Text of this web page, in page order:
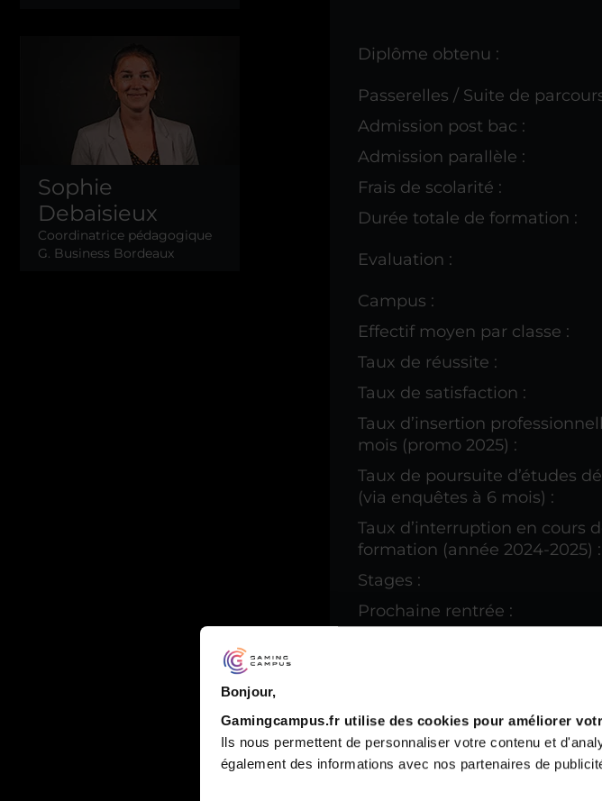
Bonjour,
Gamingcampus.fr utilise des cookies pour améliorer
Ils nous permettent de personnaliser votre contenu et
également des informations avec nos partenaires de
Sophie
Debaisieux
Coordinatrice pédagogique
G. Business Bordeaux
Diplôme obtenu :
Passerelles / Suite de
Admission post bac :
Admission parallèle :
Frais de scolarité :
Durée totale de formation :
Evaluation :
Campus :
Effectif moyen par classe :
Taux de réussite :
Taux de satisfaction :
Taux d’insertion
mois (promo 2025) :
Taux de poursuite d’études
(via enquêtes à 6 mois) :
Taux d’interruption en cours
formation (année 2024-2025) :
Stages :
Prochaine rentrée :